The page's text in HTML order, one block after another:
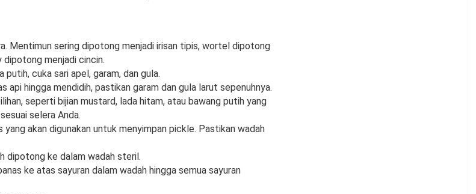
Mentimun sering dipotong menjadi irisan tipis, wortel dipotong
dipotong menjadi cincin.
putih, cuka sari apel, garam, dan gula.
api hingga mendidih, pastikan garam dan gula larut sepenuhnya.
seperti bijian mustard, lada hitam, atau bawang putih yang
selera Anda.
akan digunakan untuk menyimpan pickle. Pastikan wadah
dipotong ke dalam wadah steril.
ke atas sayuran dalam wadah hingga semua sayuran